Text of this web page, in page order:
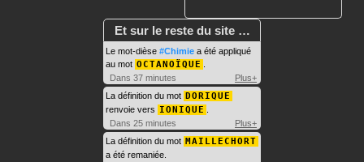
Et sur le reste du site …
Le mot-dièse #Chimie a été appliqué
au mot OCTANOÏQUE
Dans 37 minutes
Plus+
La définition du mot DORIQUE
renvoie vers IONIQUE
Dans 25 minutes
Plus+
La définition du mot MAILLECHORT
a été remaniée.